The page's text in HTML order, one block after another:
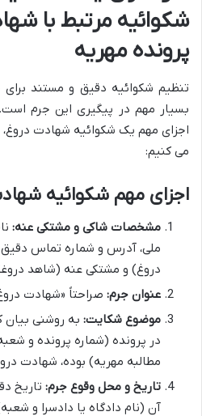
شکوائیه مرتبط با
پرونده مهریه
تنظیم شکوائیه دقیق و مستند
بسیار مهم در پیگیری این جرم
اجزای مهم یک شکوائیه شهادت دروغ،
می کنیم:
اجزای مهم شکوائیه
مشخصات شاکی و مشتکی عنه:
ملی، آدرس و شماره تماس
دروغ) و مشتکی عنه (شاهد
عنوان جرم: صراحتاً «شهادت
موضوع شکایت: به روشنی
در پرونده (شماره پرونده و
مطالبه مهریه) بوده، شهادت
تاریخ و محل وقوع جرم: تاریخ
آن (نام دادگاه یا دادسرا و